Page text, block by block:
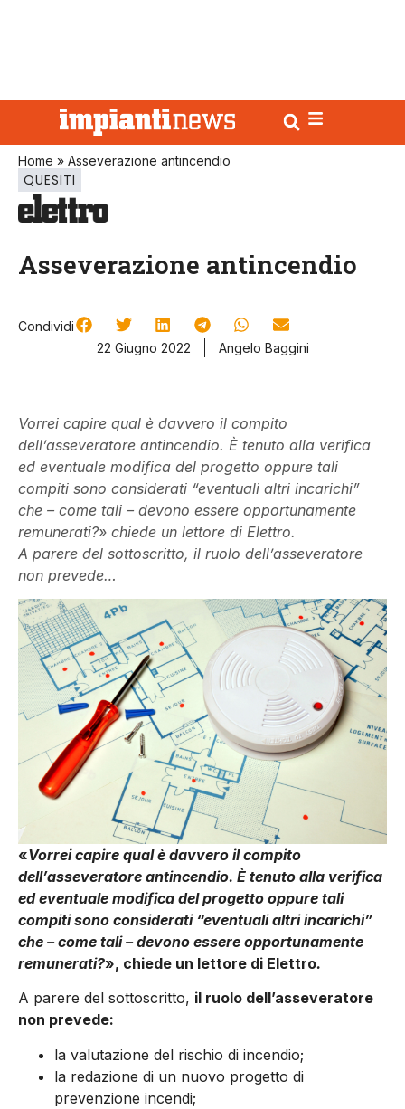
Home » Asseverazione antincendio
QUESITI
Asseverazione antincendio
Condividi
22 Giugno 2022
Angelo Baggini
Vorrei capire qual è davvero il compito
dell’asseveratore antincendio. È tenuto alla verifica
ed eventuale modifica del progetto oppure tali
compiti sono considerati “eventuali altri incarichi”
che – come tali – devono essere opportunamente
remunerati?» chiede un lettore di Elettro.
A parere del sottoscritto, il ruolo dell’asseveratore
non prevede…
«Vorrei capire qual è davvero il compito
dell’asseveratore antincendio. È tenuto alla verifica
ed eventuale modifica del progetto oppure tali
compiti sono considerati “eventuali altri incarichi”
che – come tali – devono essere opportunamente
remunerati?», chiede un lettore di Elettro.
A parere del sottoscritto, il ruolo dell’asseveratore
non prevede:
la valutazione del rischio di incendio;
la redazione di un nuovo progetto di
prevenzione incendi;